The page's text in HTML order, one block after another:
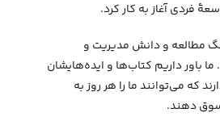
فردی آغاز به کار کرد.
مطالعه و دانش مدیریت و
باور داریم کتاب‌ها و ایده‌هایشان
که می‌توانند ما را هر روز به
دهند.